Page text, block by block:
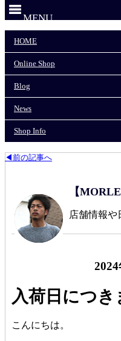
MENU
HOME
Online Shop
Blog
News
Shop Info
◀前の記事へ
【
店舗情報や
2024
入荷日につき
こんにちは。